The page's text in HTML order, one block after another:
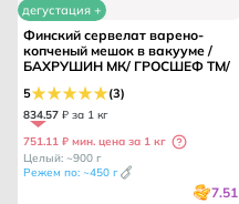
дегустация +
Финский сервелат варено-
копченый мешок в вакууме /
БАХРУШИН МК/ ГРОСШЕФ ТМ/
5 (3)
834.57 ₽ за 1 кг
751.11 ₽ мин. цена за 1 кг
Целый: ~900 г
Режем по: ~450 г
7.51